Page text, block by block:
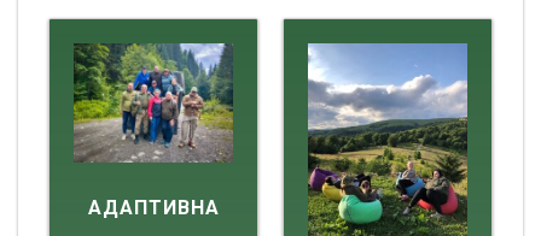
АДАПТИВНА